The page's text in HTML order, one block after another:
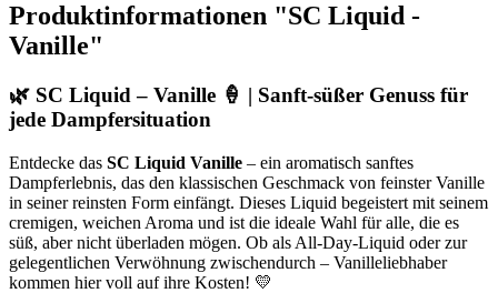
Produktinformationen "SC Liquid -
Vanille"
🌿 SC Liquid – Vanille 🍦 | Sanft-süßer Genuss für
jede Dampfersituation
Entdecke das SC Liquid Vanille – ein aromatisch sanftes
Dampferlebnis, das den klassischen Geschmack von feinster Vanille
in seiner reinsten Form einfängt. Dieses Liquid begeistert mit seinem
cremigen, weichen Aroma und ist die ideale Wahl für alle, die es
süß, aber nicht überladen mögen. Ob als All-Day-Liquid oder zur
gelegentlichen Verwöhnung zwischendurch – Vanilleliebhaber
kommen hier voll auf ihre Kosten! 💛